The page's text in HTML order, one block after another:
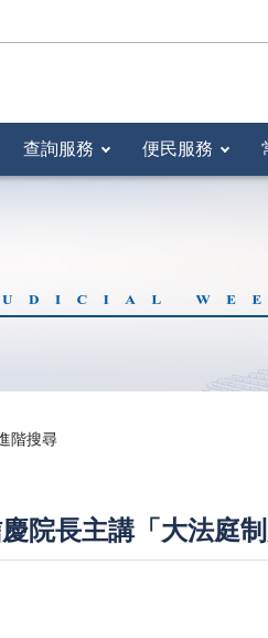
查詢服務 便民服務
階搜尋
院長主講「大法庭制